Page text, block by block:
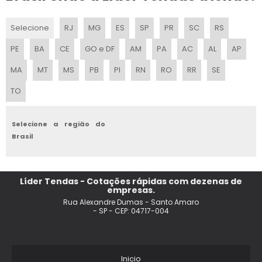
LOCACAO DE TENDAS PARA EVENTOS
TENDAS SANFONADAS ALUGUEL
LOCACAO DE TENDAS CAMPINAS
TENDA DE PRAIA SANFONADA
ALUGUEL DE TENDA 10X10 SP
TENDA DE PRAIA 2X2 SANFONADA
Selecione RJ MG ES SP PR SC
RS
PE
BA CE GO e DF AM PA AC AL
AP
MA
MT MS PB PI RN RO RR
SE
TO
Selecione a região do
Brasil
Líder Tendas - Cotações rápidas com dezenas de
empresas.
Rua Alexandre Dumas - Santo Amaro
- SP - CEP: 04717-004
Inicio